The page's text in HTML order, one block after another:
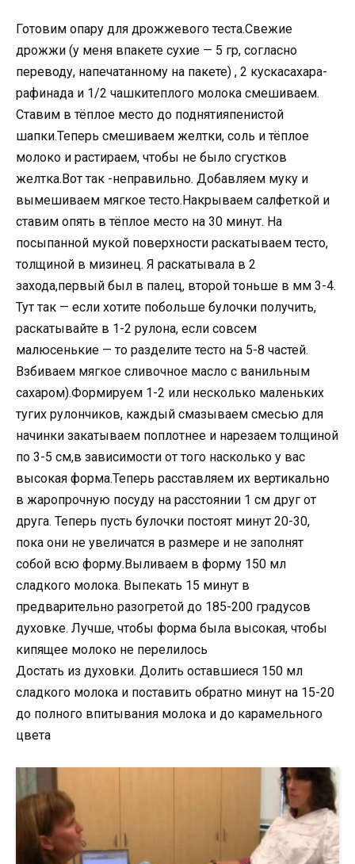
Готовим опару для дрожжевого теста.Свежие
дрожжи (у меня впакете сухие — 5 гр, согласно
переводу, напечатанному на пакете) , 2 кускасахара-
рафинада и 1/2 чашкитеплого молока смешиваем.
Ставим в тёплое место до поднятияпенистой
шапки.Теперь смешиваем желтки, соль и тёплое
молоко и растираем, чтобы не было сгустков
желтка.Вот так -неправильно. Добавляем муку и
вымешиваем мягкое тесто.Накрываем салфеткой и
ставим опять в тёплое место на 30 минут. На
посыпанной мукой поверхности раскатываем тесто,
толщиной в мизинец. Я раскатывала в 2
захода,первый был в палец, второй тоньше в мм 3-4.
Тут так — если хотите побольше булочки получить,
раскатывайте в 1-2 рулона, если совсем
малюсенькие — то разделите тесто на 5-8 частей.
Взбиваем мягкое сливочное масло с ванильным
сахаром).Формируем 1-2 или несколько маленьких
тугих рулончиков, каждый смазываем смесью для
начинки закатываем поплотнее и нарезаем толщиной
по 3-5 см,в зависимости от того насколько у вас
высокая форма.Теперь расставляем их вертикально
в жаропрочную посуду на расстоянии 1 см друг от
друга. Теперь пусть булочки постоят минут 20-30,
пока они не увеличатся в размере и не заполнят
собой всю форму.Выливаем в форму 150 мл
сладкого молока. Выпекать 15 минут в
предварительно разогретой до 185-200 градусов
духовке. Лучше, чтобы форма была высокая, чтобы
кипящее молоко не перелилось
Достать из духовки. Долить оставшиеся 150 мл
сладкого молока и поставить обратно минут на 15-20
до полного впитывания молока и до карамельного
цвета